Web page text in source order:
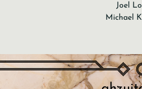
Joel
Michael